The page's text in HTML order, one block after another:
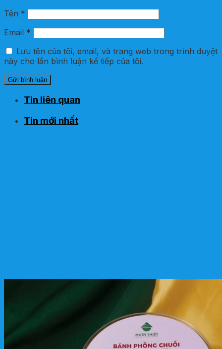
Tên *
Email *
Lưu tên của tôi, email, và trang web trong trình duyệt
này cho lần bình luận kế tiếp của tôi.
Tin liên quan
Tin mới nhất